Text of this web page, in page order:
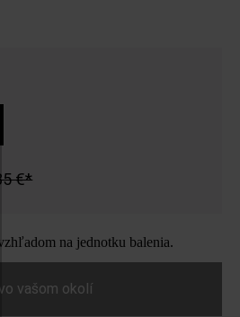
€*
na jednotku balenia.
vašom okolí